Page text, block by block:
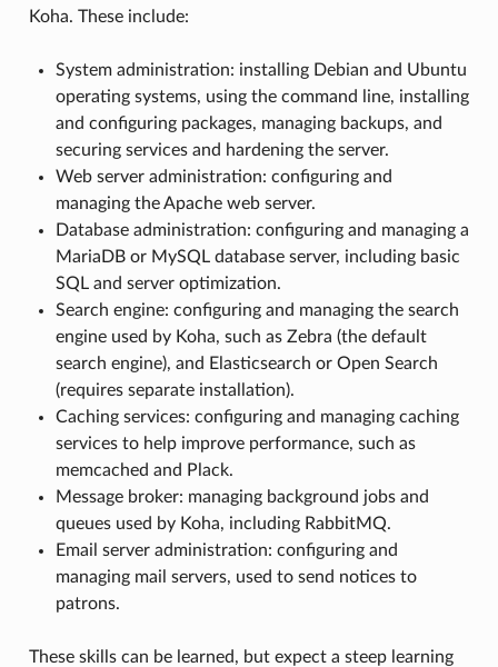
Koha. These include:
System administration: installing Debian and Ubuntu
operating systems, using the command line, installing
and configuring packages, managing backups, and
securing services and hardening the server.
Web server administration: configuring and
managing the Apache web server.
Database administration: configuring and managing a
MariaDB or MySQL database server, including basic
SQL and server optimization.
Search engine: configuring and managing the search
engine used by Koha, such as Zebra (the default
search engine), and Elasticsearch or Open Search
(requires separate installation).
Caching services: configuring and managing caching
services to help improve performance, such as
memcached and Plack.
Message broker: managing background jobs and
queues used by Koha, including RabbitMQ.
Email server administration: configuring and
managing mail servers, used to send notices to
patrons.
These skills can be learned, but expect a steep learning